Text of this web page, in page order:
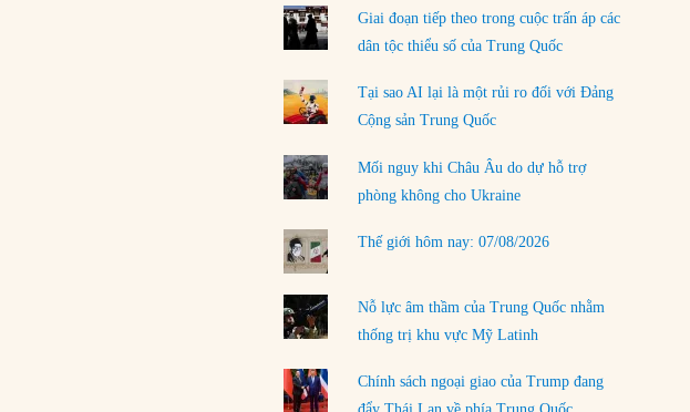
Dương
03/08/2026
Đặt cược vào thất bại: Các quỹ đầu tư mạo
hiểm quốc gia và khía cạnh chính trị của vốn
02/08/2026
Làm thế nào để kết thúc Chiến tranh Iran?
01/08/2026
Chiến lược kế tiếp của Bắc Kinh ở Biển Đông
31/07/2026
LOAD MORE
Giai đoạn tiếp theo trong cuộc trấn áp các
dân tộc thiểu số của Trung Quốc
Tại sao AI lại là một rủi ro đối với Đảng
Cộng sản Trung Quốc
Mối nguy khi Châu Âu do dự hỗ trợ
phòng không cho Ukraine
Thế giới hôm nay: 07/08/2026
Nỗ lực âm thầm của Trung Quốc nhằm
thống trị khu vực Mỹ Latinh
Chính sách ngoại giao của Trump đang